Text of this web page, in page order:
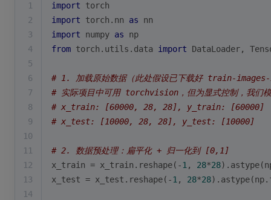
1 import torch
2
import torch.nn as nn
3
import numpy as np
4
from torch.utils.data import DataLoader,
5
6
# 1. 加载原始数据（此处假设已下载好 train-
7
# 实际项目中可用 torchvision，但为显式控制，我们模
8
# x_train: [60000, 28, 28], y_train: [60000]
9
# x_test: [10000, 28, 28], y_test: [10000]
10
11
# 2. 数据预处理：扁平化 + 归一化到 [0,1]
12
x_train = x_train.reshape(-1 , 28*28
13
x_test = x_test.reshape(-1 , 28*28
14